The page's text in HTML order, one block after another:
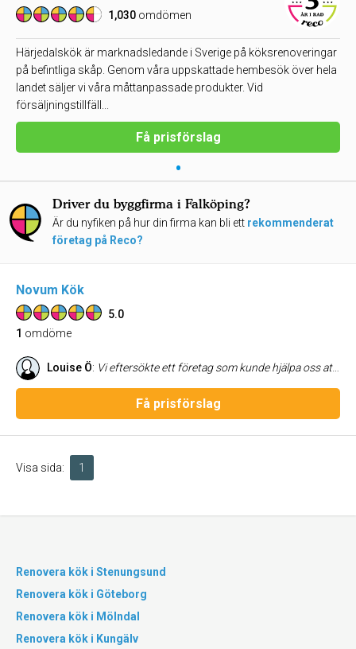
1,030 omdömen
Härjedalskök är marknadsledande i Sverige på köksrenoveringar
på befintliga skåp. Genom våra uppskattade hembesök över hela
landet säljer vi våra måttanpassade produkter. Vid
försäljningstillfäll...
Få prisförslag
•
Driver du byggfirma i Falköping?
Är du nyfiken på hur din firma kan bli ett rekommenderat
företag på Reco?
Novum Kök
5.0
1 omdöme
Louise Ö: Vi eftersökte ett företag som kunde hjälpa oss att renovera vårt kök på ett snabbt och smidigt sätt, men vi ville samtidigt ha hög kvalitet. Detta levde Novum Kök verkligen upp till och vi är så nöjda med hela processen! Fint bemötande är ett stort plus och det känns bra att gynna ett för oss lokalt företag. Vi bytte luckor på de stommar vi redan har samt bytte från skåp till lådor. Köket känns som helt nytt, men det är ändå ett mer hållbart alternativ då vi egentligen inte bytte ut hela köket. Kan varmt rekommendera detta företag!
Få prisförslag
Visa sida: 1
Renovera kök i Stenungsund
Renovera kök i Göteborg
Renovera kök i Mölndal
Renovera kök i Kungälv